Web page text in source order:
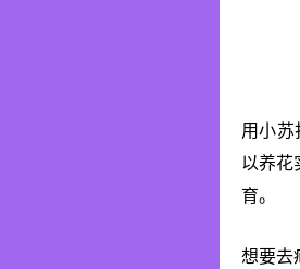
用小苏
以养花
育。
想要去